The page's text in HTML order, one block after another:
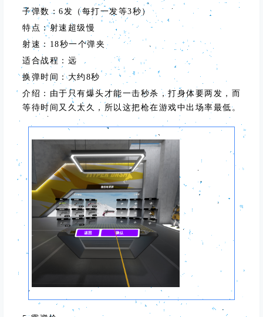
子弹数：6发（每打一发等3秒）
特点：射速超级慢
射速：18秒一个弹夹
适合战程：远
换弹时间：大约8秒
介绍：由于只有爆头才能一击秒杀，打身体要两发，而
等待时间又久太久，所以这把枪在游戏中出场率最低。